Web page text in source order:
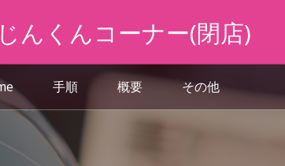
んくんコーナー(閉店)
手順 概要 その他